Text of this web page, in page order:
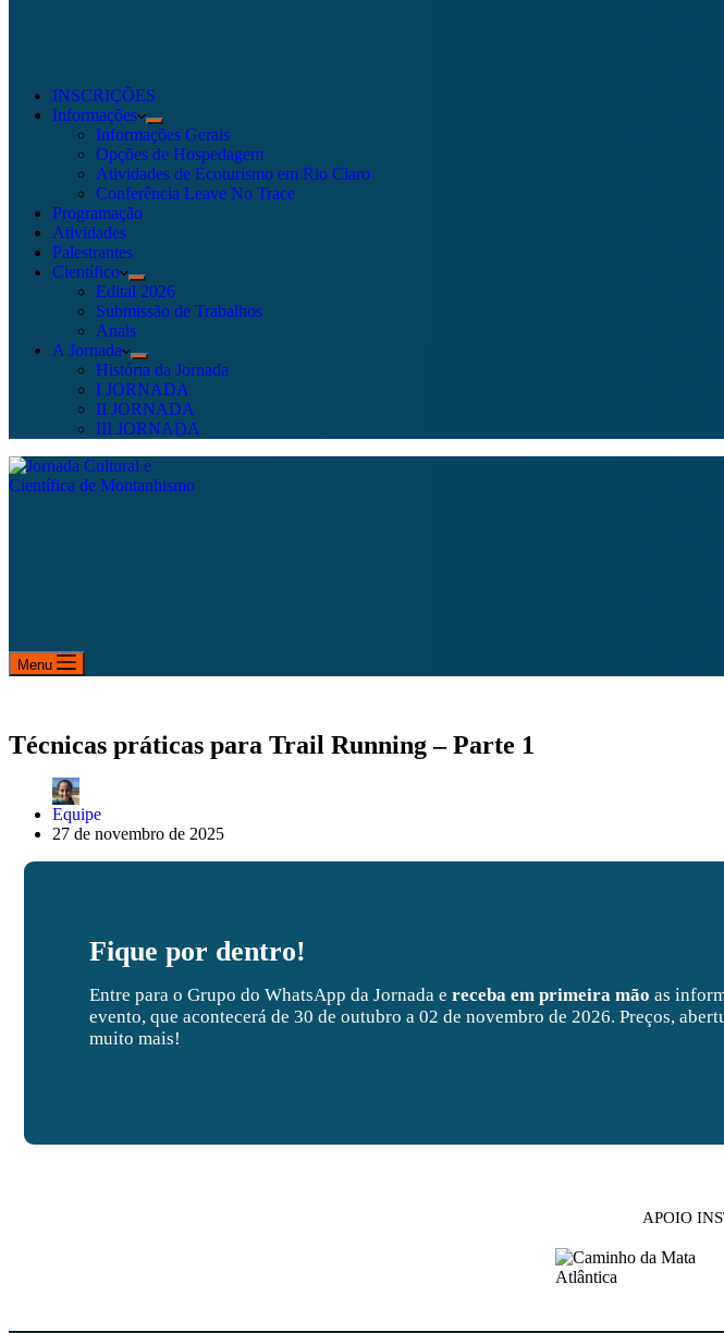
INSCRIÇÕES
Informações
Informações Gerais
Opções de Hospedagem
Atividades de Ecoturismo em Rio Claro
Conferência Leave No Trace
Programação
Atividades
Palestrantes
Científico
Edital 2026
Submissão de Trabalhos
Anais
A Jornada
História da Jornada
I JORNADA
II JORNADA
III JORNADA
Menu
Técnicas práticas para Trail Running – Parte 1
Equipe
27 de novembro de 2025
Fique por dentro!
Entre para o Grupo do WhatsApp da Jornada e receba em primeira mão as
evento, que acontecerá de 30 de outubro a 02 de novembro de 2026. Preços,
muito mais!
APOIO